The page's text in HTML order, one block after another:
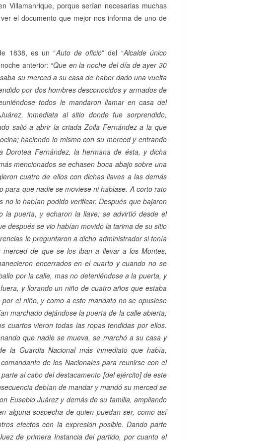
Villamanrique, porque serían necesarias muchas
el documento que mejor nos informa de uno de
1838, es un “Auto de oficio” del “Alcalde único
anterior: “Que en la noche del día de ayer 30
su merced a su casa de haber dado una vuelta
por dos hombres desconocidos y armados de
todos le mandaron llamar en casa del
inmediata al sitio donde fue sorprendido,
salió a abrir la criada Zoila Fernández a la que
haciendo lo mismo con su merced y entrando
Dorotea Fernández, la hermana de ésta, y dicha
mencionados se echasen boca abajo sobre una
cuatro de ellos con dichas llaves a las demás
para que nadie se moviese ni hablase. A corto rato
lo habían podido verificar. Después que bajaron
la puerta, y echaron la llave; se advirtió desde el
después se vio habían movido la tarima de su sitio
le preguntaron a dicho administrador si tenía
de que se los iban a llevar a los Montes,
encerrados en el cuarto y cuando no se
por la calle, mas no deteniéndose a la puerta, y
y llorando un niño de cuatro años que estaba
el niño, y como a este mandato no se opusiese
marchado dejándose la puerta de la calle abierta;
cuartos vieron todas las ropas tendidas por ellos.
que nadie se mueva, se marchó a su casa y
la Guardia Nacional más inmediato que había,
de los Nacionales para reunirse con el
al cabo del destacamento [del ejército] de este
debían de mandar y mandó su merced se
Eusebio Juárez y demás de su familia, ampliando
alguna sospecha de quien puedan ser, como así
efectos con la expresión posible. Dando parte
de primera Instancia del partido, por cuanto el